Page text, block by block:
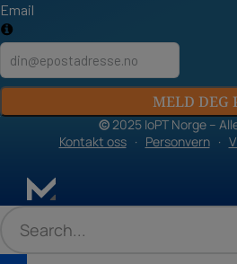
Email
MELD DEG
©2025 IoPT Norge –
Kontakt oss· Personvern·